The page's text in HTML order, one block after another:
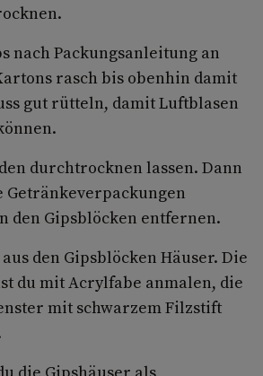
nach Packungsanleitung an
rasch bis obenhin damit
gut rütteln, damit Luftblasen
durchtrocknen lassen. Dann
Getränkeverpackungen
den Gipsblöcken entfernen.
den Gipsblöcken Häuser. Die
du mit Acrylfabe anmalen, die
mit schwarzem Filzstift